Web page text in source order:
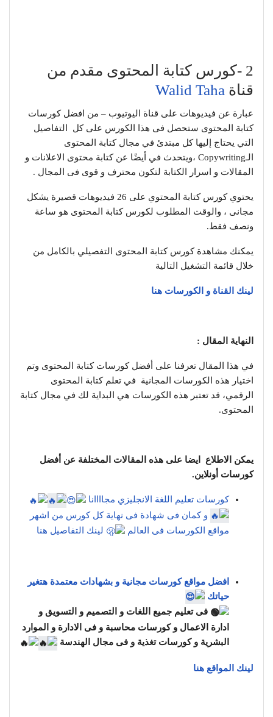
2 -كورس كتابة المحتوى مقدم من
قناة
عبارة عن فيديوهات على قناة اليوتيوب – من افضل كورسات
كتابة المحتوى ستحصل فى هذا الكورس على كل التفاصيل
التي يحتاج إليها كل مبتدئ في مجال كتابة المحتوى
الـCopywriting ،ويتحدث في أيضًا عن كتابة محتوى الاعلانات و
المقالات و اسرار الكتابة لتكون محترف و قوى فى المجال .
يحتوي كورس كتابة المحتوي على 26 فيديوهات قصيرة يشكل
مجانى ، والوقت المطلوب لكورس كتابة المحتوى هو ساعة
ونصف فقط.
يمكنك مشاهدة كورس كتابة المحتوى التفصيلي بالكامل من
خلال قائمة التشغيل التالية
لينك القناة و الكورسات هنا
النهاية المقال :
في هذا المقال تعرفنا على أفضل كورسات كتابة المحتوى وتم
اختيار هذه الكورسات المجانية في تعلم كتابة المحتوى
الرقمي، قد تعتبر هذه الكورسات هي البداية لك في مجال كتابة
المحتوى.
يمكن الاطلاع ايضا على هذه المقالات المختلفة عن أفضل
كورسات أونلاين.
كورسات تعليم اللغة الانجليزي مجاااانا
و كمان فى شهادة فى نهاية كل كورس من اشهر
مواقع الكورسات فى العالم
لينك التفاصيل هنا
افضل مواقع كورسات مجانية و بشهادات معتمدة هتغير
حياتك
فى تعليم جميع اللغات و التصميم و التسويق و
ادارة الاعمال و كورسات محاسبة و فى الادارة و الموارد
البشرية و كورسات تغذية و فى مجال الهندسة
لينك المواقع هنا